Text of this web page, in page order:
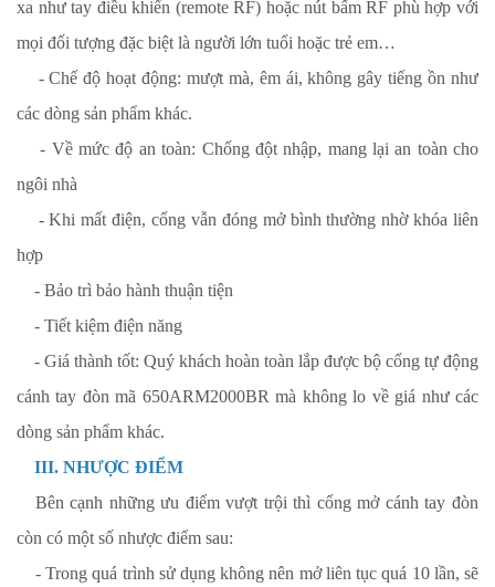
xa như tay điều khiển (remote RF) hoặc nút bấm RF phù hợp với
mọi đối tượng đặc biệt là người lớn tuổi hoặc trẻ em…
- Chế độ hoạt động: mượt mà, êm ái, không gây tiếng ồn như
các dòng sản phẩm khác.
- Về mức độ an toàn: Chống đột nhập, mang lại an toàn cho
ngôi nhà
- Khi mất điện, cổng vẫn đóng mở bình thường nhờ khóa liên
hợp
- Bảo trì bảo hành thuận tiện
- Tiết kiệm điện năng
- Giá thành tốt: Quý khách hoàn toàn lắp được bộ cổng tự động
cánh tay đòn mã 650ARM2000BR mà không lo về giá như các
dòng sản phẩm khác.
III. NHƯỢC ĐIỂM
Bên cạnh những ưu điểm vượt trội thì cổng mở cánh tay đòn
còn có một số nhược điểm sau:
- Trong quá trình sử dụng không nên mở liên tục quá 10 lần, sẽ